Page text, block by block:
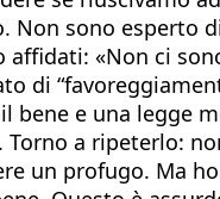
Non sono esperto
«Non ci
di
e una legge
a ripeterlo:
un profugo. Ma